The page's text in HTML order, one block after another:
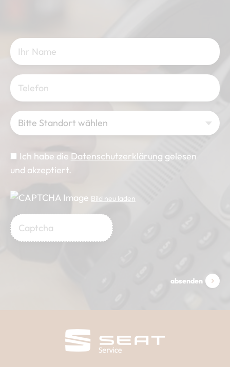
Bitte Standort wählen
Ich habe die Datenschutzerklärung gelesen
und akzeptiert.
Bild neu laden
absenden